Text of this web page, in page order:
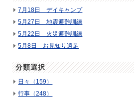
7月18日 デイキャンプ
5月27日 地震避難訓練
5月22日 火災避難訓練
5月8日 お見知り遠足
分類選択
日々（159）
行事（248）